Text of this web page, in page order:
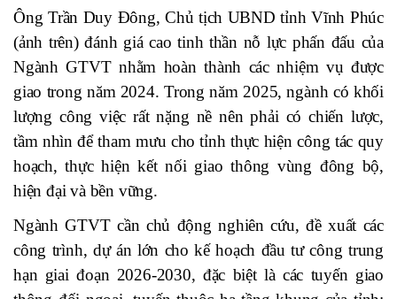
Ông Trần Duy Đông, Chủ tịch UBND tỉnh Vĩnh Phúc
(ảnh trên) đánh giá cao tinh thần nỗ lực phấn đấu của
Ngành GTVT nhằm hoàn thành các nhiệm vụ được
giao trong năm 2024. Trong năm 2025, ngành có khối
lượng công việc rất nặng nề nên phải có chiến lược,
tầm nhìn để tham mưu cho tỉnh thực hiện công tác quy
hoạch, thực hiện kết nối giao thông vùng đông bộ,
hiện đại và bền vững.
Ngành GTVT cần chủ động nghiên cứu, đề xuất các
công trình, dự án lớn cho kế hoạch đầu tư công trung
hạn giai đoạn 2026-2030, đặc biệt là các tuyến giao